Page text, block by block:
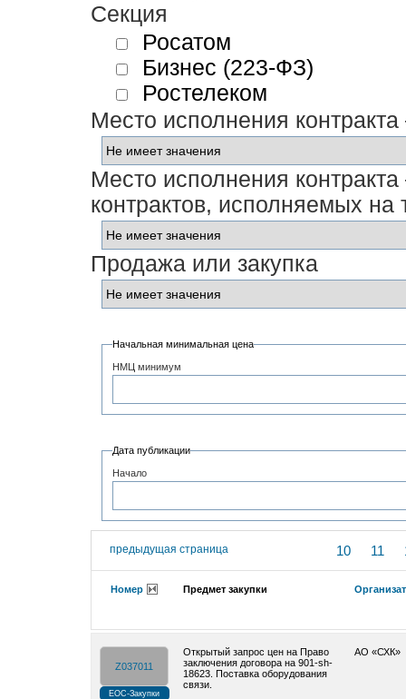
Секция
Росатом
Бизнес (223-ФЗ)
Ростелеком
Место исполнения
Место исполнения
контрактов, исполняемых
Продажа или закупка
Начальная минимальная цена
НМЦ минимум
Дата публикации
Начало
предыдущая страница 10 11
Номер Предмет закупки
Z037011
ЕОС-Закупки
Открытый запрос цен на Право
заключения договора на 901-sh-
18623. Поставка оборудования
связи.
АО «СХК»